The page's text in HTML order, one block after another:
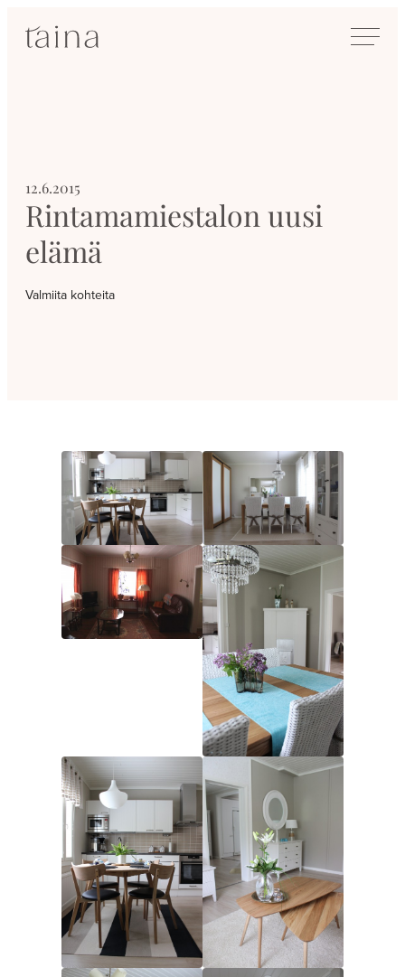
suoraan
SisustusTaina
12.6.2015
Rintamamiestalon uusi
elämä
Valmiita kohteita